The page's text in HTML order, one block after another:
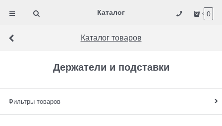
Каталог 0
Каталог товаров
Держатели и подставки
Фильтры товаров